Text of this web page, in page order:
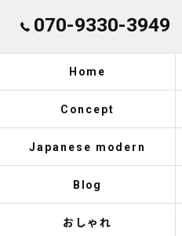
070-9330-3949
Home
Concept
Japanese modern
Blog
おしゃれ